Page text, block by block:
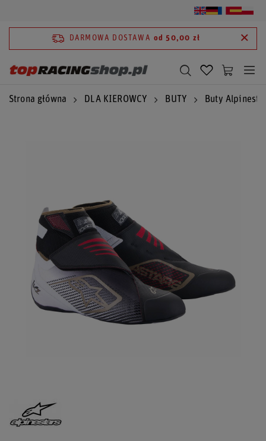
DARMOWA DOSTAWA od 50,00 zł
Strona główna DLA KIEROWCY BUTY Buty